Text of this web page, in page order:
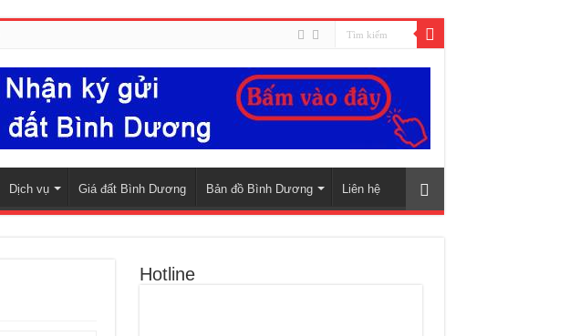
Dịch vụ Giá đất Bình Dương Bản đồ Bình Dương Liên hệ
Hotline